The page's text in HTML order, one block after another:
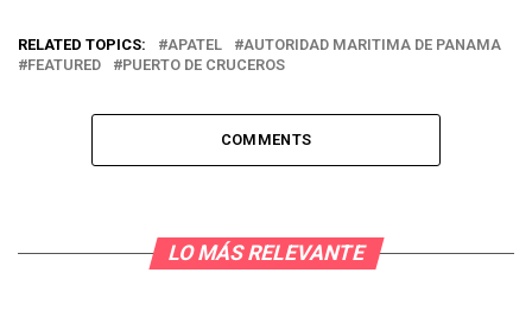
RELATED TOPICS: APATEL
AUTORIDAD MARITIMA DE PANAMA
FEATURED
PUERTO DE CRUCEROS
COMMENTS
LO MÁS RELEVANTE